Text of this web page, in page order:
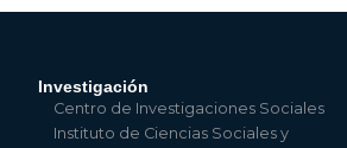
Investigación
Centro de Investigaciones Sociales
Instituto de Ciencias Sociales y